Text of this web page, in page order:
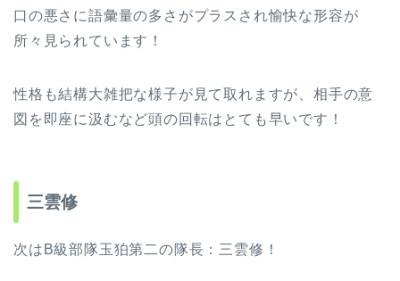
口の悪さに語彙量の多さがプラスされ愉快な形容が
所々見られています！
性格も結構大雑把な様子が見て取れますが、相手の意
図を即座に汲むなど頭の回転はとても早いです！
三雲修
次はB級部隊玉狛第二の隊長：三雲修！